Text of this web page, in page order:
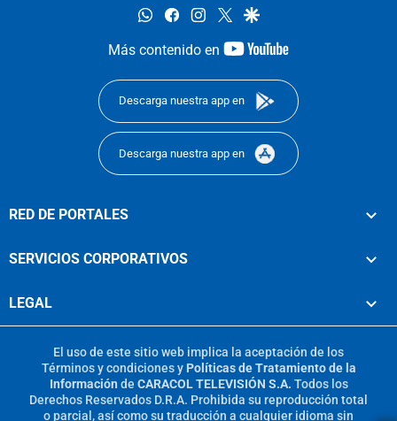
whatsappfacebookinstagram
twittergoogle
Más contenido en
youtube-
Descarga nuestra app en
Descarga nuestra app en
RED DE PORTALES
SERVICIOS CORPORATIVOS
LEGAL
El uso de este sitio web implica la aceptación de los
Términos y condicionesy Políticas de Tratamiento de la
Información de CARACOL TELEVISIÓN S.A. Todos los
Derechos Reservados D.R.A. Prohibida su reproducción total
o parcial, así como su traducción a cualquier idioma sin